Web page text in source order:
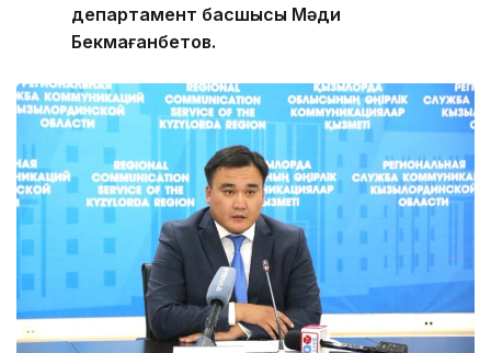
департамент басшысы Мәди
Бекмағанбетов.